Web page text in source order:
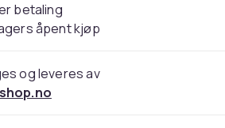
betaling
åpent kjøp
og leveres av